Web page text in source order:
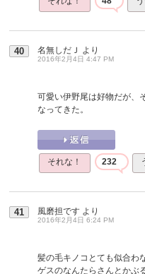
40 名無しだＪ より
2016年2月4日 4:47 PM
可愛い伊野尾は好物だが、
なってきた。
それな！ 232
41 風磨担です より
2016年2月4日 6:24 PM
髪の毛キノコとても似合わ
ゲスのなんたらさんとかぶ